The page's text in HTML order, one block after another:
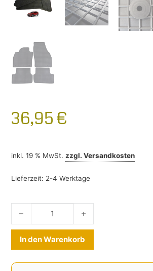
36,95 €
inkl. 19 % MwSt. zzgl.Versandkosten
Lieferzeit: 2-4 Werktage
Gummimatten VW Taigo ab 2021- Menge
In den Warenkorb